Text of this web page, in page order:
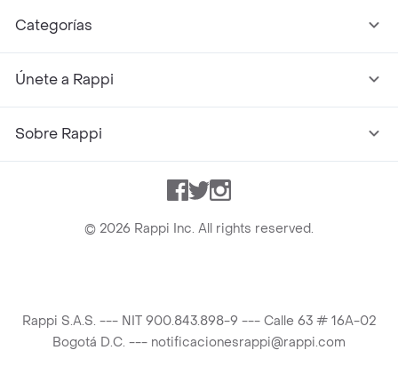
Categorías
Únete a Rappi
Sobre Rappi
Facebook
TwitterInstagram
© 2026 Rappi Inc. All rights reserved.
Rappi S.A.S. --- NIT 900.843.898-9 --- Calle 63 # 16A-02
Bogotá D.C. --- notificacionesrappi@rappi.com